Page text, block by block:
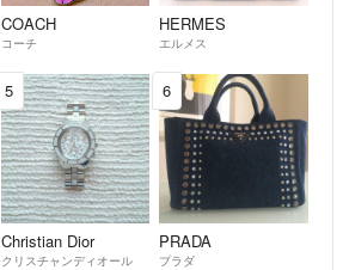
COACH
コーチ
HERMES
エルメス
5
Christian Dior
クリスチャンディオール
6
PRADA
プラダ